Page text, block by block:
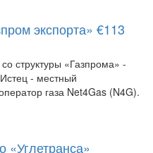
экспорта» €113
структуры «Газпрома» -
- местный
газа Net4Gas (N4G).
«Углетранса»